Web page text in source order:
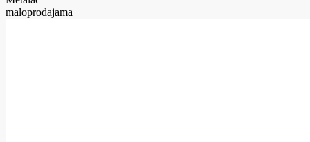
maloprodajama